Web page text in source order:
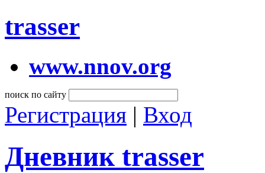
trasser
www.nnov.org
поиск по сайту
Регистрация | Вход
Дневник trasser